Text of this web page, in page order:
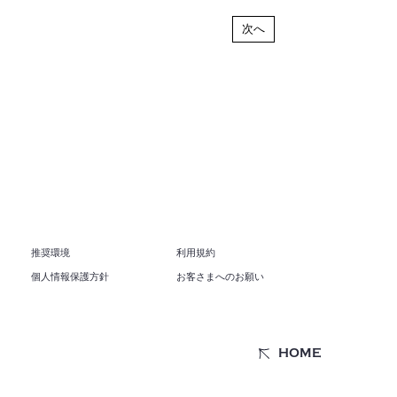
次へ
推奨環境 利用規約
個人情報保護方針 お客さまへのお願い
HOME